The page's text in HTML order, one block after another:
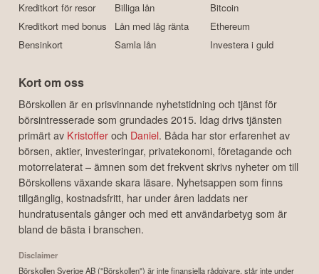
Kreditkort för resor
Kreditkort med bonus
Bensinkort
Billiga lån
Lån med låg ränta
Samla lån
Bitcoin
Ethereum
Investera i guld
Kort om oss
Börskollen är en prisvinnande nyhetstidning och tjänst för
börsintresserade som grundades 2015. Idag drivs tjänsten
primärt av Kristofferoch Daniel. Båda har stor erfarenhet av
börsen, aktier, investeringar, privatekonomi, företagande och
motorrelaterat – ämnen som det frekvent skrivs nyheter om till
Börskollens växande skara läsare. Nyhetsappen som finns
tillgänglig, kostnadsfritt, har under åren laddats ner
hundratusentals gånger och med ett användarbetyg som är
bland de bästa i branschen.
Disclaimer
Börskollen Sverige AB ("Börskollen") är inte finansiella rådgivare, står inte under